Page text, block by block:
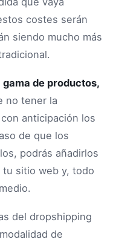
costes serán
siendo mucho más
gama de productos,
no tener la
anticipación los
de que los
podrás añadirlos
sitio web y, todo
del dropshipping
de